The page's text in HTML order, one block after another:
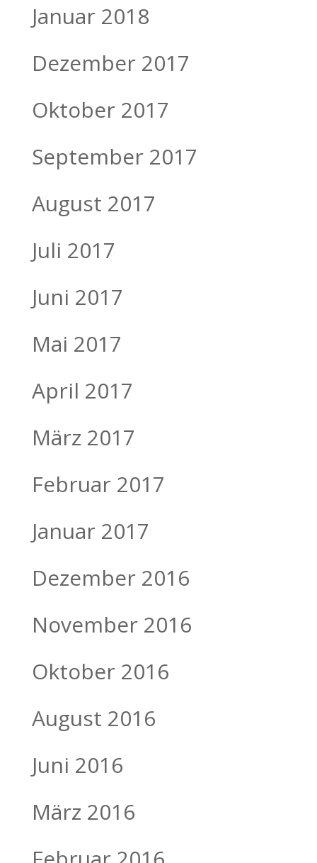
Januar 2018
Dezember 2017
Oktober 2017
September 2017
August 2017
Juli 2017
Juni 2017
Mai 2017
April 2017
März 2017
Februar 2017
Januar 2017
Dezember 2016
November 2016
Oktober 2016
August 2016
Juni 2016
März 2016